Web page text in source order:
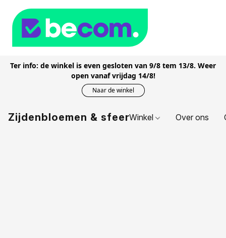
Ter info: de winkel is even gesloten van 9/8 tem 13/8. Weer
open vanaf vrijdag 14/8!
Naar de winkel
Zijdenbloemen & sfeerWinkel Over ons